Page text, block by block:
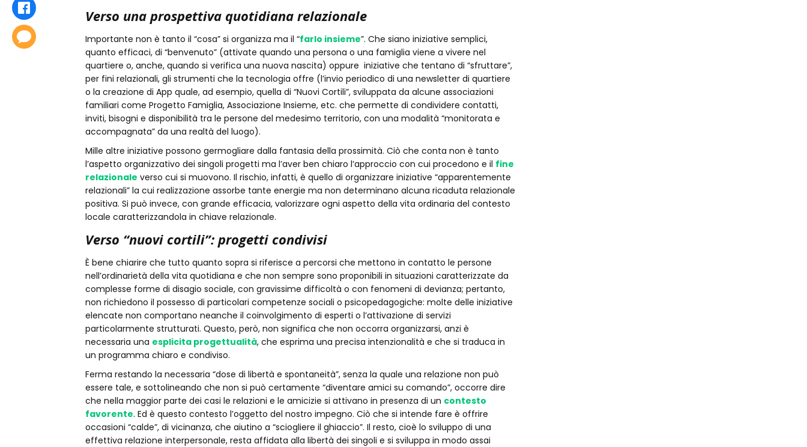
Verso una prospettiva quotidiana relazionale
Importante non è tanto il “cosa” si organizza ma il “farlo insieme”. Che siano iniziative semplici,
quanto efficaci, di “benvenuto” (attivate quando una persona o una famiglia viene a vivere nel
quartiere o, anche, quando si verifica una nuova nascita) oppure iniziative che tentano di “sfruttare”,
per fini relazionali, gli strumenti che la tecnologia offre (l’invio periodico di una newsletter di quartiere
o la creazione di App quale, ad esempio, quella di “Nuovi Cortili”, sviluppata da alcune associazioni
familiari come Progetto Famiglia, Associazione Insieme, etc. che permette di condividere contatti,
inviti, bisogni e disponibilità tra le persone del medesimo territorio, con una modalità “monitorata e
accompagnata” da una realtà del luogo).
Mille altre iniziative possono germogliare dalla fantasia della prossimità. Ciò che conta non è tanto
l’aspetto organizzativo dei singoli progetti ma l’aver ben chiaro l’approccio con cui procedono e il fine
relazionale verso cui si muovono. Il rischio, infatti, è quello di organizzare iniziative “apparentemente
relazionali” la cui realizzazione assorbe tante energie ma non determinano alcuna ricaduta relazionale
positiva. Si può invece, con grande efficacia, valorizzare ogni aspetto della vita ordinaria del contesto
locale caratterizzandola in chiave relazionale.
Verso “nuovi cortili”: progetti condivisi
È bene chiarire che tutto quanto sopra si riferisce a percorsi che mettono in contatto le persone
nell’ordinarietà della vita quotidiana e che non sempre sono proponibili in situazioni caratterizzate da
complesse forme di disagio sociale, con gravissime difficoltà o con fenomeni di devianza; pertanto,
non richiedono il possesso di particolari competenze sociali o psicopedagogiche: molte delle iniziative
elencate non comportano neanche il coinvolgimento di esperti o l’attivazione di servizi
particolarmente strutturati. Questo, però, non significa che non occorra organizzarsi, anzi è
necessaria una esplicita progettualità, che esprima una precisa intenzionalità e che si traduca in
un programma chiaro e condiviso.
Ferma restando la necessaria “dose di libertà e spontaneità”, senza la quale una relazione non può
essere tale, e sottolineando che non si può certamente “diventare amici su comando”, occorre dire
che nella maggior parte dei casi le relazioni e le amicizie si attivano in presenza di un contesto
favorente. Ed è questo contesto l’oggetto del nostro impegno. Ciò che si intende fare è offrire
occasioni “calde”, di vicinanza, che aiutino a “sciogliere il ghiaccio”. Il resto, cioè lo sviluppo di una
effettiva relazione interpersonale, resta affidata alla libertà dei singoli e si sviluppa in modo assai